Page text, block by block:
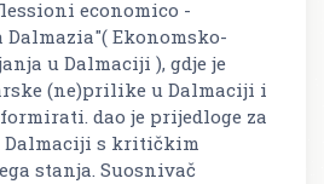
economico -
Ekonomsko-
u Dalmaciji ), gdje je
(ne)prilike u Dalmaciji i
dao je prijedloge za
s kritičkim
stanja. Suosnivač